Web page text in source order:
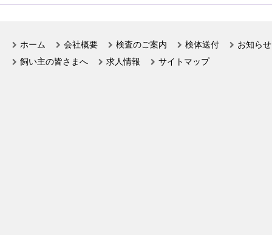
ホーム 会社概要 検査のご案内 検体送付
お知らせ
飼い主の皆さまへ
求人情報 サイトマップ